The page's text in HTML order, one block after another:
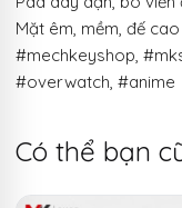
Mặt êm, mềm, đế
#mechkeyshop,
#overwatch, #anime
Có thể bạn